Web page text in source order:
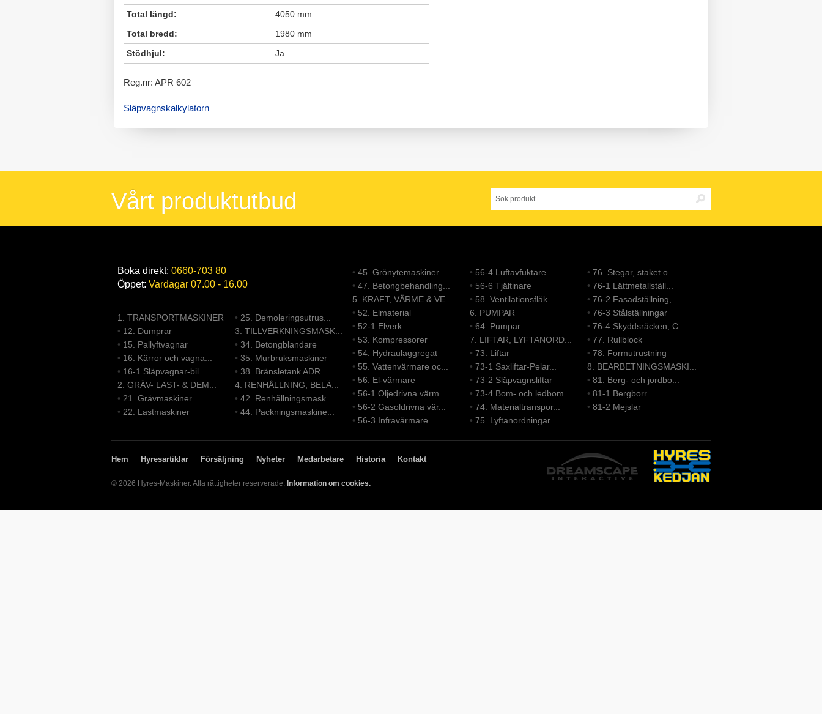
Total längd:
4050 mm
Total bredd:
1980 mm
Stödhjul:
Ja
Reg.nr: APR 602
Släpvagnskalkylatorn
Vårt produktutbud
Boka direkt: 0660-703 80
Öppet: Vardagar 07.00 - 16.00
1. TRANSPORTMASKINER
• 12. Dumprar
• 15. Pallyftvagnar
• 16. Kärror och vagna...
• 16-1 Släpvagnar-bil
2. GRÄV- LAST- & DEM...
• 21. Grävmaskiner
• 22. Lastmaskiner
• 25. Demoleringsutrus...
3. TILLVERKNINGSMASK...
• 34. Betongblandare
• 35. Murbruksmaskiner
• 38. Bränsletank ADR
4. RENHÅLLNING, BELÄ...
• 42. Renhållningsmask...
• 44. Packningsmaskine...
• 45. Grönytemaskiner ...
• 47. Betongbehandling...
5. KRAFT, VÄRME & VE...
• 52. Elmaterial
• 52-1 Elverk
• 53. Kompressorer
• 54. Hydraulaggregat
• 55. Vattenvärmare oc...
• 56. El-värmare
• 56-1 Oljedrivna värm...
• 56-2 Gasoldrivna vär...
• 56-3 Infravärmare
• 56-4 Luftavfuktare
• 56-6 Tjältinare
• 58. Ventilationsfläk...
6. PUMPAR
• 64. Pumpar
7. LIFTAR, LYFTANORD...
• 73. Liftar
• 73-1 Saxliftar-Pelar...
• 73-2 Släpvagnsliftar
• 73-4 Bom- och ledbom...
• 74. Materialtranspor...
• 75. Lyftanordningar
• 76. Stegar, staket o...
• 76-1 Lättmetallställ...
• 76-2 Fasadställning,...
• 76-3 Stålställningar
• 76-4 Skyddsräcken, C...
• 77. Rullblock
• 78. Formutrustning
8. BEARBETNINGSMASKI...
• 81. Berg- och jordbo...
• 81-1 Bergborr
• 81-2 Mejslar
Hem Hyresartiklar Försäljning Nyheter Medarbetare Historia Kontakt
© 2026 Hyres-Maskiner. Alla rättigheter reserverade. Information om cookies.